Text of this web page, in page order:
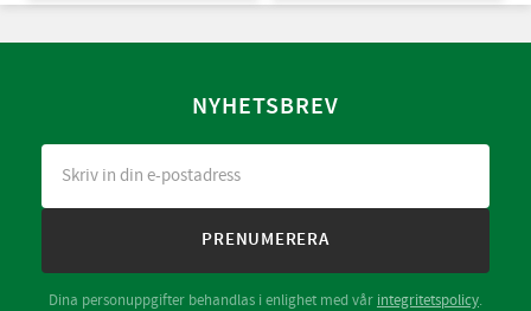
NYHETSBREV
PRENUMERERA
Dina personuppgifter behandlas i enlighet med vår integritetspolicy.